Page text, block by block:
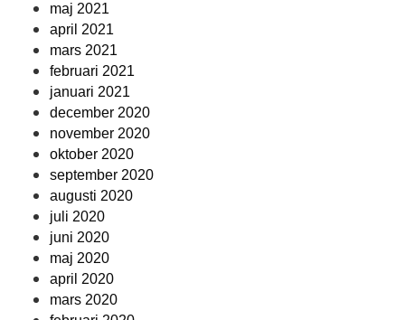
maj 2021
april 2021
mars 2021
februari 2021
januari 2021
december 2020
november 2020
oktober 2020
september 2020
augusti 2020
juli 2020
juni 2020
maj 2020
april 2020
mars 2020